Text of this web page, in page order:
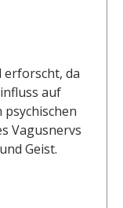
erforscht, da
auf
Vagusnervs
Geist.